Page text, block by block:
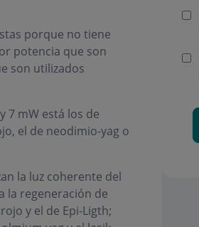
porque no tiene
potencia que son
son utilizados
7 mW está los de
el de neodimio-yag o
la luz coherente del
la regeneración de
y el de Epi-Ligth;